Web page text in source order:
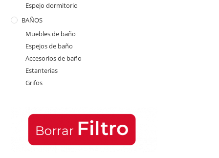
Espejo dormitorio
BAÑOS
Muebles de baño
Espejos de baño
Accesorios de baño
Estanterias
Grifos